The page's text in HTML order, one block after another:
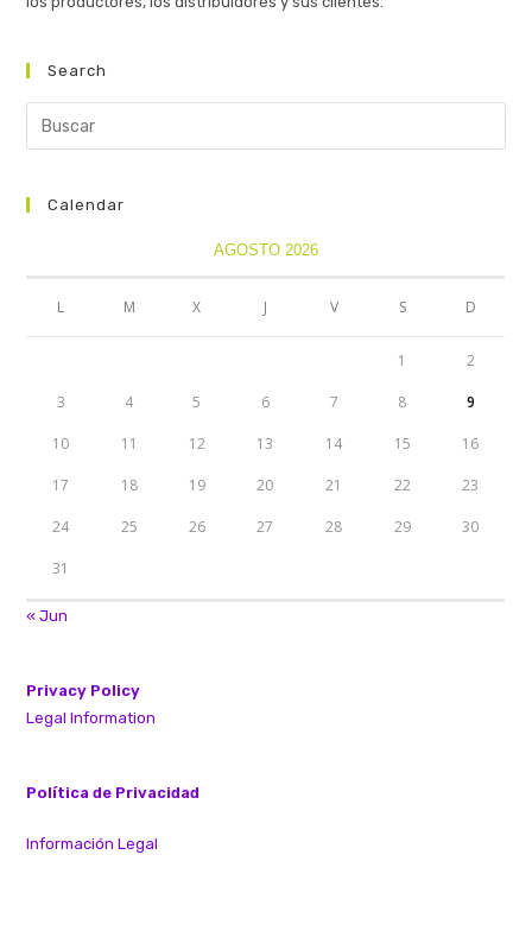
Search
Calendar
AGOSTO 2026
L M X J V S D
1 2
3 4 5 6 7 8 9
10 11 12 13 14 15 16
17 18 19 20 21 22 23
24 25 26 27 28 29 30
31
« Jun
Privacy Policy
Legal Information
Política de Privacidad
Información Legal